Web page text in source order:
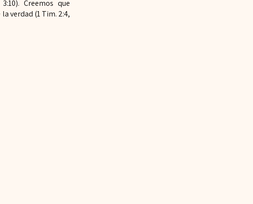
Creemos que
verdad (1 Tim. 2:4,